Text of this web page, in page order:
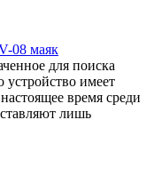
08 маяк
для поиска
устройство имеет
время среди
лишь